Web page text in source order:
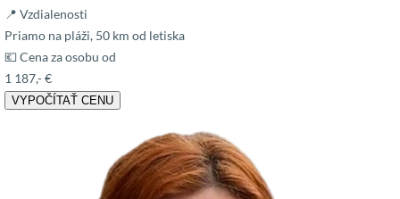
📍 Vzdialenosti
Priamo na pláži, 50 km od letiska
💶 Cena za osobu od
1 187,- €
VYPOČÍTAŤ CENU